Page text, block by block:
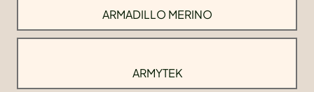
ARMADILLO MERINO
ARMYTEK